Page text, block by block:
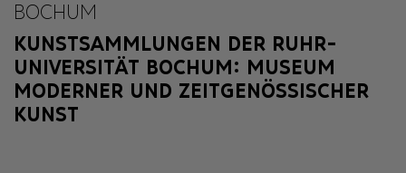
BOCHUM
KUNSTSAMMLUNGEN DER RUHR-
UNIVERSITÄT BOCHUM: MUSEUM
MODERNER UND ZEITGENÖSSISCHER
KUNST